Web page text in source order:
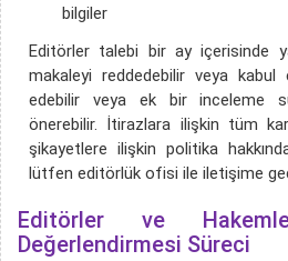
bilgiler
Editörler talebi bir ay içerisinde
makaleyi reddedebilir veya kabul
edebilir veya ek bir inceleme
önerebilir. İtirazlara ilişkin tüm
şikayetlere ilişkin politika
lütfen editörlük ofisi ile iletişime
Editörler ve
Değerlendirmesi Süreci